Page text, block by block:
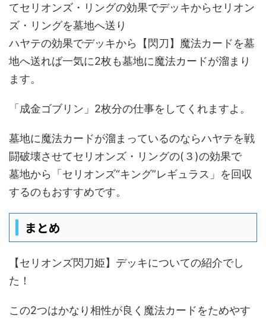
てセリオンズ・リングの効果でデッキからセリオン
ズ・リングを墓地へ送り
ハヤテの効果でデッキから【閃刀】魔法カードを墓
地へ送れば一気に2枚も墓地に魔法カードが溜まり
ます。
「成金ゴブリン」2枚分の仕事をしてくれますよ。
墓地に魔法カードが溜まっているのならハヤテを戦
闘破壊させてセリオンズ・リングの(３)の効果で
墓地から「セリオンズ“キング”レギュラス」を回収
するのもおすすめです。
まとめ
【セリオンズ閃刀姫】デッキについての紹介でし
た！
この2つはかなり相性が良く魔法カードをためやす